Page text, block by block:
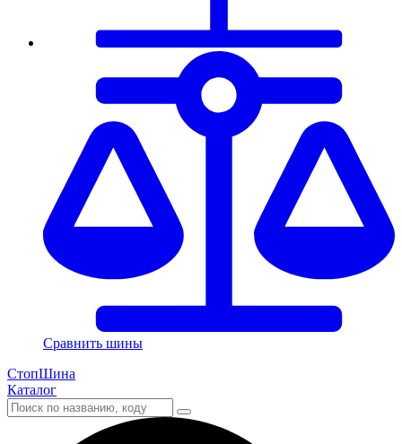
Сравнить шины
СтопШина
Каталог